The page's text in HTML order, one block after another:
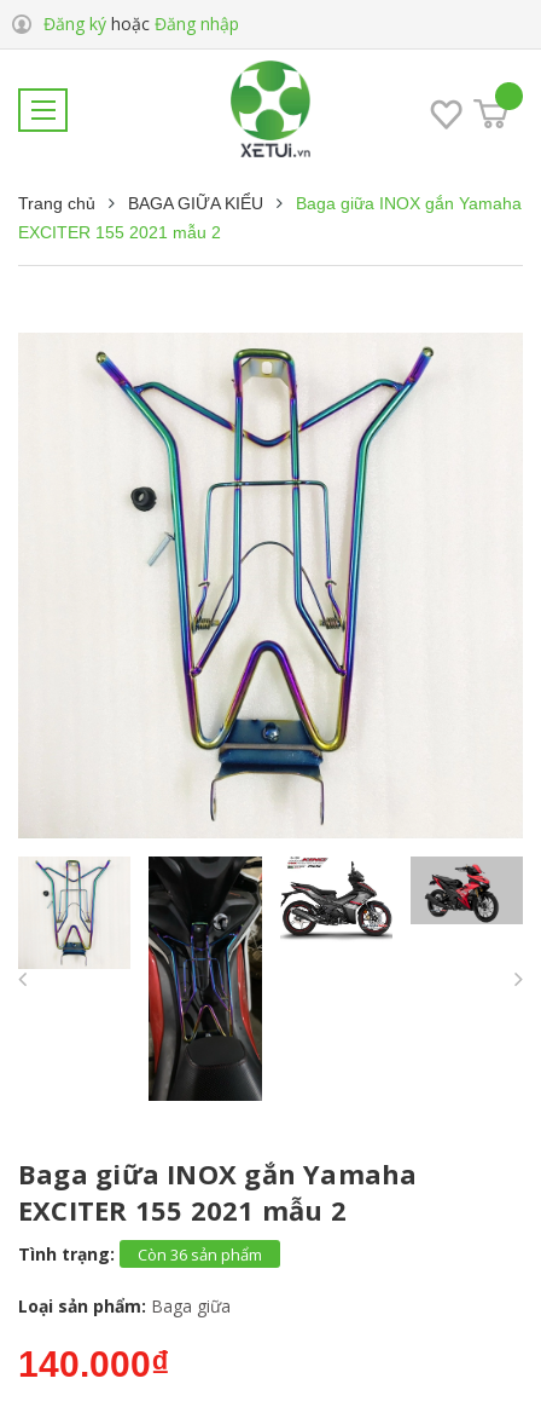
Đăng ký hoặc Đăng nhập
Trang chủ BAGA GIỮA KIỂU
Baga giữa INOX gắn Yamaha
EXCITER 155 2021 mẫu 2
Baga giữa INOX gắn Yamaha
EXCITER 155 2021 mẫu 2
Tình trạng: Còn 36 sản phẩm
Loại sản phẩm: Baga giữa
140.000₫